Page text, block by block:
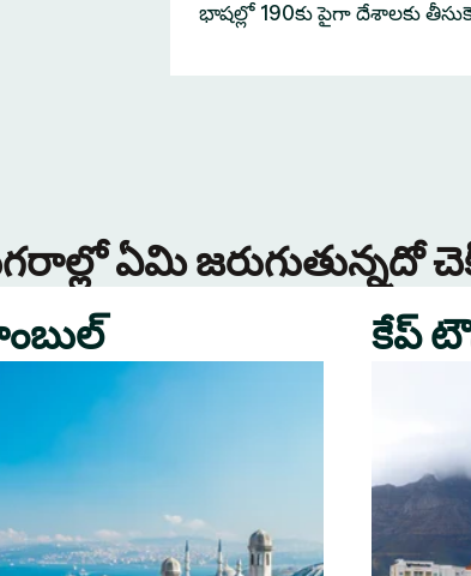
భాషల్లో 190కు పైగా దేశాలకు
ఏమి జరుగుతున్నదో
కేప్